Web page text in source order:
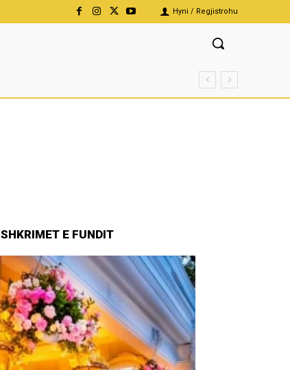
Hyni / Regjistrohu
SHKRIMET E FUNDIT